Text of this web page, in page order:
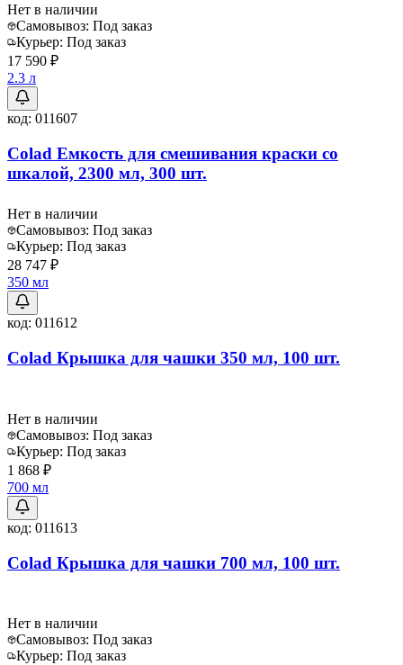
Нет в наличии
Самовывоз: Под заказ
Курьер: Под заказ
17 590 ₽
2.3 л
код: 011607
Colad Емкость для смешивания краски со
шкалой, 2300 мл, 300 шт.
Нет в наличии
Самовывоз: Под заказ
Курьер: Под заказ
28 747 ₽
350 мл
код: 011612
Colad Крышка для чашки 350 мл, 100 шт.
Нет в наличии
Самовывоз: Под заказ
Курьер: Под заказ
1 868 ₽
700 мл
код: 011613
Colad Крышка для чашки 700 мл, 100 шт.
Нет в наличии
Самовывоз: Под заказ
Курьер: Под заказ